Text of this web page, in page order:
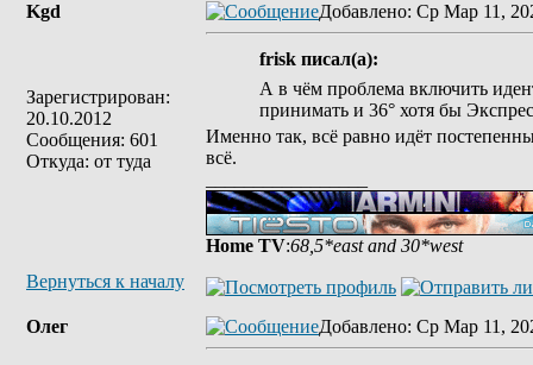
Kgd
Зарегистрирован:
20.10.2012
Сообщения: 601
Откуда: от туда
Добавлено: Ср Мар 11,
frisk писал(а):
А в чём проблема включить
принимать и 36° хотя бы
Именно так, всё равно идёт
всё.
Home TV:68,5*east and 30*west
Вернуться к началу
Олег Добавлено: Ср Мар 11,